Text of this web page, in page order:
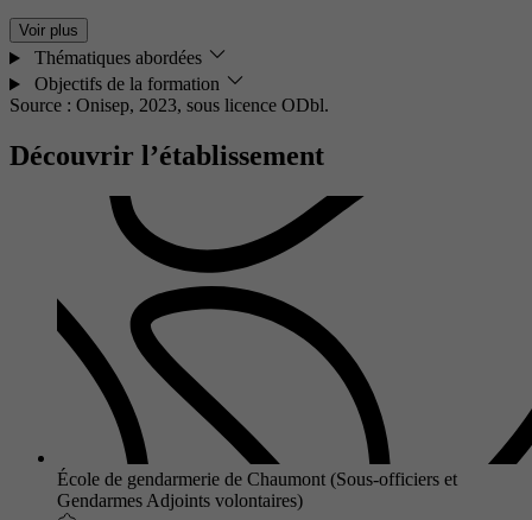
Voir plus
Thématiques abordées
Objectifs de la formation
Source : Onisep, 2023, sous licence ODbl.
Découvrir l’établissement
École de gendarmerie de Chaumont (Sous-officiers et
Gendarmes Adjoints volontaires)